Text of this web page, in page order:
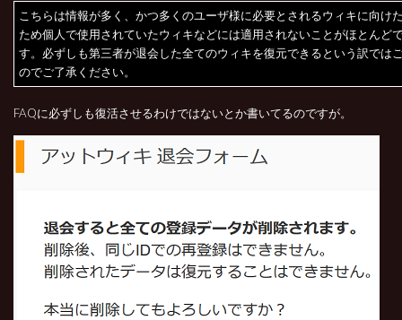
こちらは情報が多く、かつ多くのユーザ様に必要とされるウィキに向け
ため個人で使用されていたウィキなどには適用されないことがほとんど
す。必ずしも第三者が退会した全てのウィキを復元できるという訳では
のでご了承ください。
FAQに必ずしも復活させるわけではないとか書いてるのですが。